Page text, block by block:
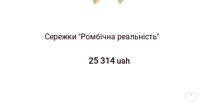
Сережки "Ромбічна реальність"
25 314 uah
favorites